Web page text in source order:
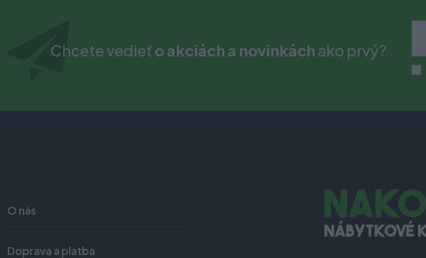
Chcete vedieťo akciách a novinkáchako prvý?
O nás
Doprava a platba